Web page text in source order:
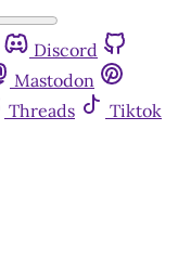
Discord
Mastodon
Threads
Tiktok